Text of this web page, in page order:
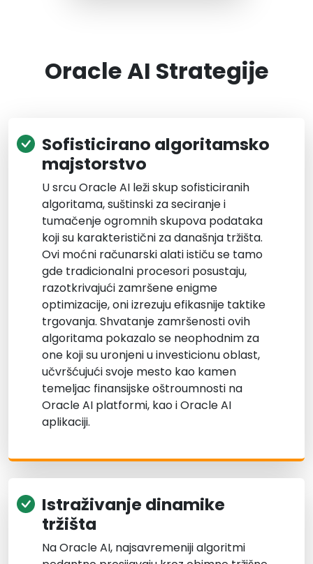
Oracle AI Strategije
Sofisticirano algoritamsko
majstorstvo
U srcu Oracle AI leži skup sofisticiranih
algoritama, suštinski za seciranje i
tumačenje ogromnih skupova podataka
koji su karakteristični za današnja tržišta.
Ovi moćni računarski alati ističu se tamo
gde tradicionalni procesori posustaju,
razotkrivajući zamršene enigme
optimizacije, oni izrezuju efikasnije taktike
trgovanja. Shvatanje zamršenosti ovih
algoritama pokazalo se neophodnim za
one koji su uronjeni u investicionu oblast,
učvršćujući svoje mesto kao kamen
temeljac finansijske oštroumnosti na
Oracle AI platformi, kao i Oracle AI
aplikaciji.
Istraživanje dinamike
tržišta
Na Oracle AI, najsavremeniji algoritmi